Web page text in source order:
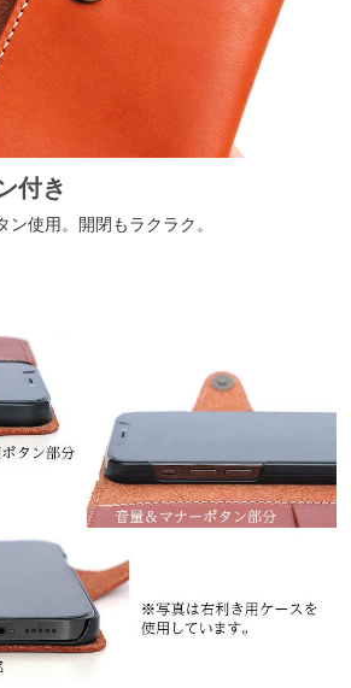
付き
使用。開閉もラクラク。